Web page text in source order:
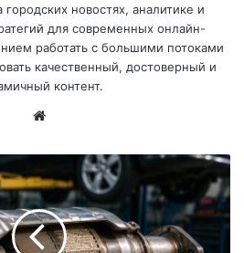
новостях, аналитике и
для современных онлайн-
работать с большими потоками
качественный, достоверный и
контент.